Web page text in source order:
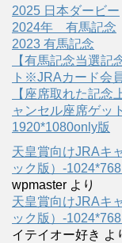
2025 日本ダービー
2024年 有馬記念
2023 有馬記念
【有馬記念当選
ト※JRAカード会
【座席取れた記念
ャンセル座席ゲッ
1920*1080only版
天皇賞向けJRAキ
ック版）-
wpmaster より
天皇賞向けJRAキ
ック版）-
イテイオー好き よ